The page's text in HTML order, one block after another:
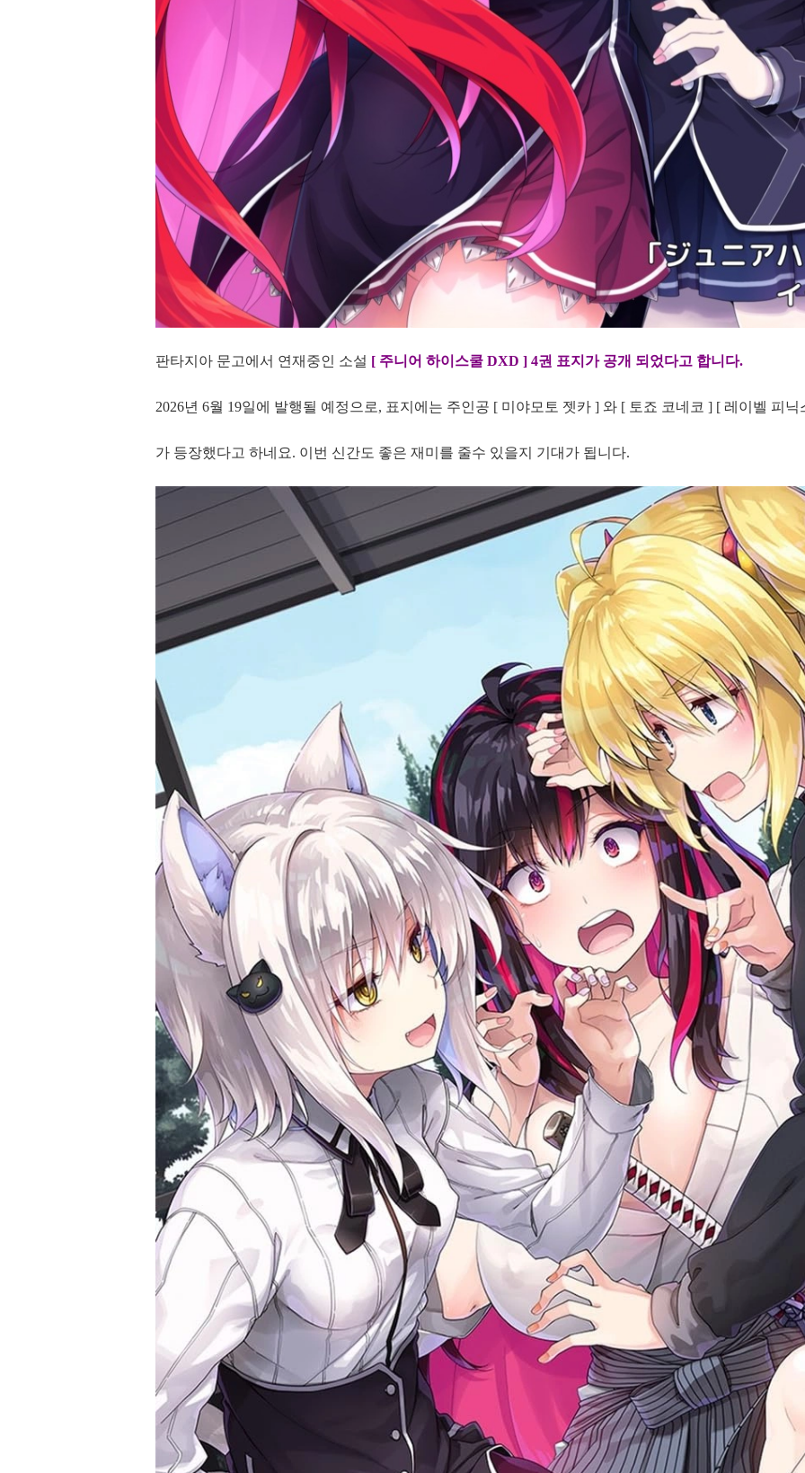
판타지아 문고에서 연재중인 소설 [ 주니어 하이스쿨 DXD ] 4권 표지가 공개 되었다고 합니다.
2026년 6월 19일에 발행될 예정으로, 표지에는 주인공 [ 미야모토 젯카 ] 와 [ 토죠 코네코 ] [ 레이벨 피닉
가 등장했다고 하네요. 이번 신간도 좋은 재미를 줄수 있을지 기대가 됩니다.